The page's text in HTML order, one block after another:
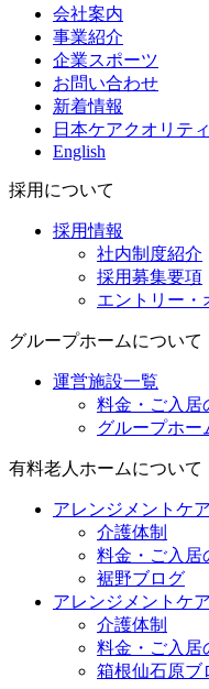
会社案内
事業紹介
企業スポーツ
お問い合わせ
新着情報
日本ケアクオリテ
English
採用について
採用情報
社内制度紹介
採用募集要項
エントリー・
グループホームについて
運営施設一覧
料金・ご入居
グループホー
有料老人ホームについて
アレンジメントケ
介護体制
料金・ご入居
裾野ブログ
アレンジメントケ
介護体制
料金・ご入居
箱根仙石原ブ